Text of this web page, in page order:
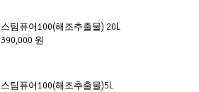
스팀퓨어100(해조추출물) 20L
390,000 원
스팀퓨어100(해조추출물)5L